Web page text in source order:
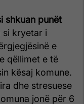
shkuan punët
si kryetar i
e
qëllimet e të
kësaj komune.
dhe stresuese
jonë për 6